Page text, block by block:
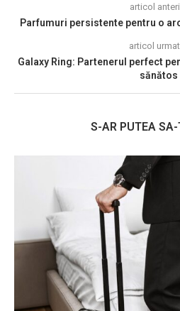
articol
Parfumuri persistente pentru o
articol
Galaxy Ring: Partenerul perfect
sănătos
S-AR PUTEA